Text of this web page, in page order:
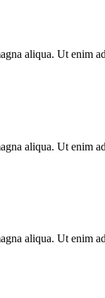
aliqua. Ut enim
aliqua. Ut enim
aliqua. Ut enim